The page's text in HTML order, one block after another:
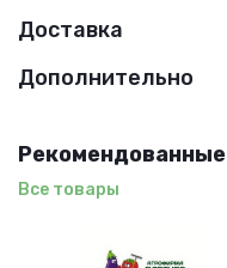
Доставка
Дополнительно
Рекомендованные
Все товары